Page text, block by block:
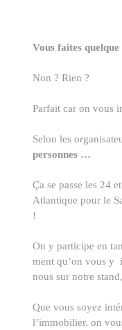
Vous faites
Non ? Rien ?
Parfait car on vous
Selon les
personnes …
Ça se passe les 24
Atlantique pour le
!
On y participe en
ment qu’on vous y
nous sur notre stand,
Que vous soyez
l’immobilier, on